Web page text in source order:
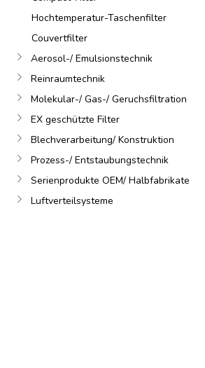
Hochtemperatur-Taschenfilter
Couvertfilter
Aerosol-/ Emulsionstechnik
Reinraumtechnik
Molekular-/ Gas-/ Geruchsfiltration
EX geschützte Filter
Blechverarbeitung/ Konstruktion
Prozess-/ Entstaubungstechnik
Serienprodukte OEM/ Halbfabrikate
Luftverteilsysteme